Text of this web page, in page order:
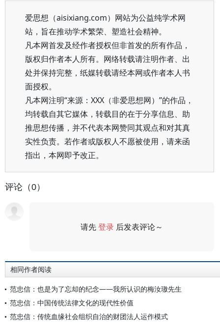
爱思想（aisixiang.com）网站为公益纯学术网
站，旨在推动学术繁荣、塑造社会精神。
凡本网首发及经作者授权但非首发的所有作品，
版权归作者本人所有。网络转载请注明作者、出
处并保持完整，纸媒转载请经本网或作者本人书
面授权。
凡本网注明“来源：XXX（非爱思想网）”的作品，
均转载自其它媒体，转载目的在于分享信息、助
推思想传播，并不代表本网赞同其观点和对其真
实性负责。若作者或版权人不愿被使用，请来函
指出，本网即予改正。
评论（0）
请先登录 后发表评论～
相同作者阅读
范忠信：也是为了忘却的纪念——我所认识的梅汝璈先生
范忠信：中国传统法律文化的现代性价值
范忠信：传统血缘社会组织自治的财团法人运作模式